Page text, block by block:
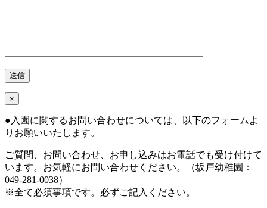
×
● 入園に関するお問い合わせについては、以下のフォームよ
りお願いいたします。
ご質問、お問い合わせ、お申し込みはお電話でも受け付けて
います。お気軽にお問い合わせください。（坂戸幼稚園：
049-281-0038）
※全て必須事項です。必ずご記入ください。